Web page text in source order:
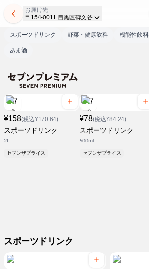
お届け先
〒154-0011 目黒区碑文谷
スポーツドリンク 野菜・健康飲料 機能性飲料
あま酒
¥158(税込¥170.64)
スポーツドリンク
2L
セブンザプライス
¥78(税込¥84.24)
スポーツドリンク
500ml
セブンザプライス
スポーツドリンク